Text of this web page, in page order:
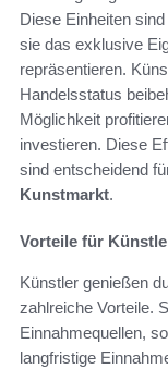
Diese Einheiten
sie das exklusive
repräsentieren.
Handelsstatus
Möglichkeit
investieren. Diese
sind entscheidend
Kunstmarkt.
Vorteile für
Künstler genießen
zahlreiche Vorteile.
Einnahmequellen,
langfristige